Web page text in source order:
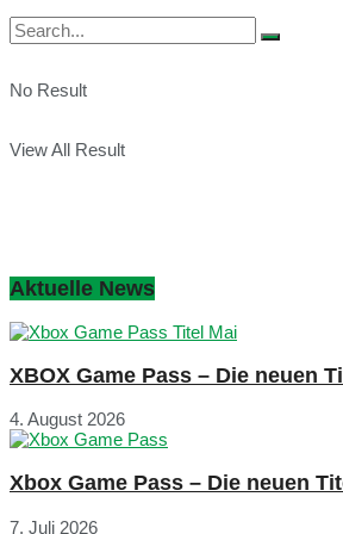
No Result
View All Result
Aktuelle News
XBOX Game Pass – Die neuen
4. August 2026
Xbox Game Pass – Die neuen
7. Juli 2026